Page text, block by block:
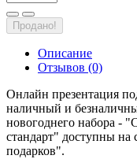
Продано!
Описание
Отзывов (0)
Онлайн презентация
наличный и
новогоднего набора -
стандарт" доступны
подарков".